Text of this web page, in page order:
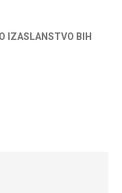
IZASLANSTVO BIH